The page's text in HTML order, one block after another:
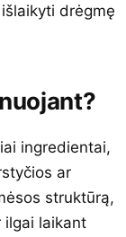
drėgmę
ingredientai,
ar
struktūrą,
ilgai laikant